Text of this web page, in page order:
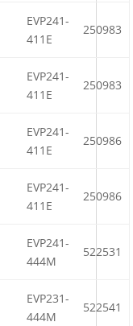
EVP241-
411E
250983
EVP241-
411E
250983
EVP241-
411E
250986
EVP241-
411E
250986
EVP241-
444M
522531
EVP231-
444M
522541